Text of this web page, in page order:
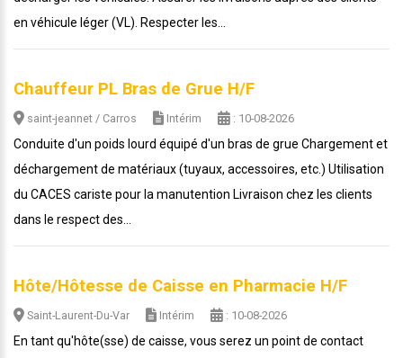
en véhicule léger (VL). Respecter les...
Chauffeur PL Bras de Grue H/F
saint-jeannet / Carros Intérim : 10-08-2026
Conduite d'un poids lourd équipé d'un bras de grue Chargement et
déchargement de matériaux (tuyaux, accessoires, etc.) Utilisation
du CACES cariste pour la manutention Livraison chez les clients
dans le respect des...
Hôte/Hôtesse de Caisse en Pharmacie H/F
Saint-Laurent-Du-Var Intérim : 10-08-2026
En tant qu'hôte(sse) de caisse, vous serez un point de contact